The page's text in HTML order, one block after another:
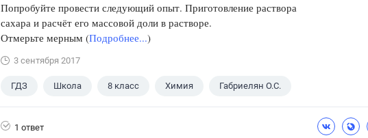
Попробуйте провести следующий опыт. Приготовление раствора
сахара и расчёт его массовой доли в растворе.
Отмерьте мерным (Подробнее...)
3 сентября 2017
ГДЗ Школа 8 класс Химия Габриелян О.С.
1 ответ